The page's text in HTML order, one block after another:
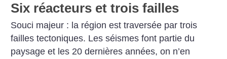
Six réacteurs et trois failles
Souci majeur : la région est traversée par trois
failles tectoniques. Les séismes font partie du
paysage et les 20 dernières années, on n’en